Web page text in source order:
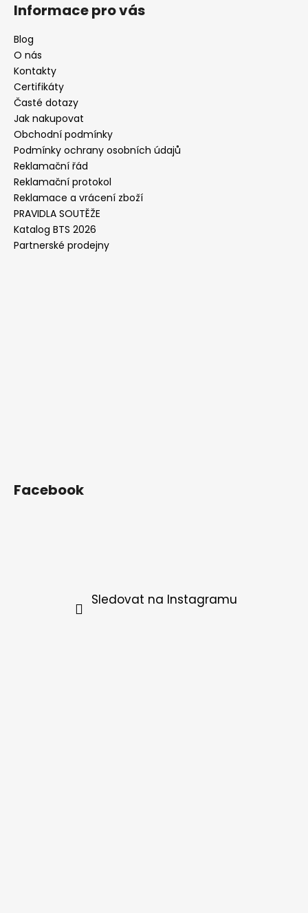
Informace pro vás
Blog
O nás
Kontakty
Certifikáty
Časté dotazy
Jak nakupovat
Obchodní podmínky
Podmínky ochrany osobních údajů
Reklamační řád
Reklamační protokol
Reklamace a vrácení zboží
PRAVIDLA SOUTĚŽE
Katalog BTS 2026
Partnerské prodejny
Facebook
Sledovat na Instagramu